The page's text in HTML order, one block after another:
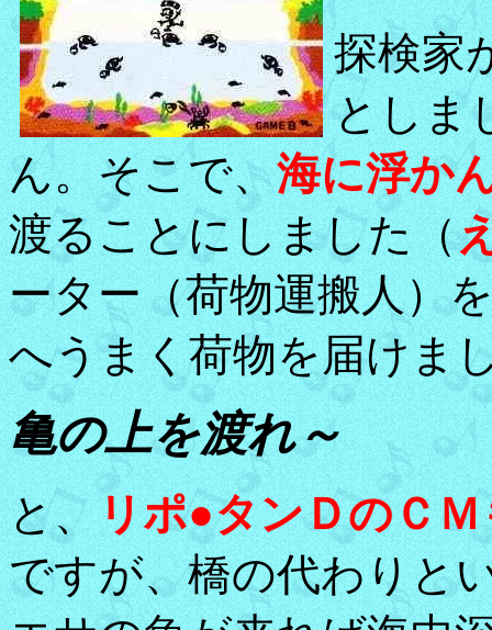
探検家
としま
ん。そこで、海に浮か
渡ることにしました（
ーター（荷物運搬人）
へうまく荷物を届けま
亀の上を渡れ～
と、リポ●タンＤのＣ
ですが、橋の代わりと